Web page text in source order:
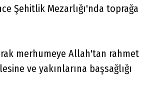
Şehitlik Mezarlığı'nda toprağa
merhumeye Allah'tan rahmet
ve yakınlarına başsağlığı